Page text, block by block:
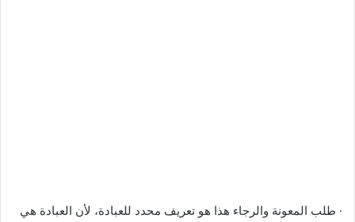
· طلب المعونة والرجاء هذا هو تعريف محدد للعبادة، لأن العبادة هي